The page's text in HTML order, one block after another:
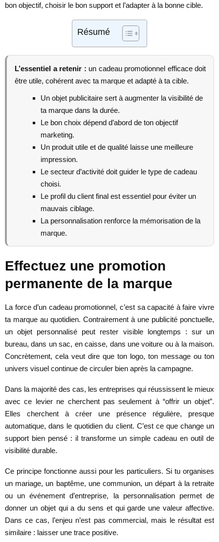
bon objectif, choisir le bon support et l’adapter à la bonne cible.
Résumé
L’essentiel a retenir : un cadeau promotionnel efficace doit
être utile, cohérent avec ta marque et adapté à ta cible.
Un objet publicitaire sert à augmenter la visibilité de
ta marque dans la durée.
Le bon choix dépend d’abord de ton objectif
marketing.
Un produit utile et de qualité laisse une meilleure
impression.
Le secteur d’activité doit guider le type de cadeau
choisi.
Le profil du client final est essentiel pour éviter un
mauvais ciblage.
La personnalisation renforce la mémorisation de la
marque.
Effectuez une promotion
permanente de la marque
La force d’un cadeau promotionnel, c’est sa capacité à faire vivre
ta marque au quotidien. Contrairement à une publicité ponctuelle,
un objet personnalisé peut rester visible longtemps : sur un
bureau, dans un sac, en caisse, dans une voiture ou à la maison.
Concrètement, cela veut dire que ton logo, ton message ou ton
univers visuel continue de circuler bien après la campagne.
Dans la majorité des cas, les entreprises qui réussissent le mieux
avec ce levier ne cherchent pas seulement à “offrir un objet”.
Elles cherchent à créer une présence régulière, presque
automatique, dans le quotidien du client. C’est ce que change un
support bien pensé : il transforme un simple cadeau en outil de
visibilité durable.
Ce principe fonctionne aussi pour les particuliers. Si tu organises
un mariage, un baptême, une communion, un départ à la retraite
ou un événement d’entreprise, la personnalisation permet de
donner un objet qui a du sens et qui garde une valeur affective.
Dans ce cas, l’enjeu n’est pas commercial, mais le résultat est
similaire : laisser une trace positive.